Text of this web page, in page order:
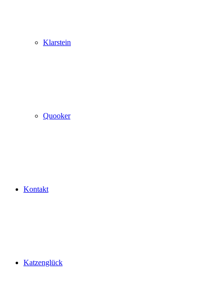
Klarstein
Quooker
Kontakt
Katzenglück